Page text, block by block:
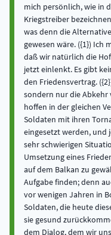
mich persönlich, wie in
Kriegstreiber
was denn die
gewesen wäre. ({1})
daß wir natürlich die
jetzt einlenkt. Es gibt
den Friedensvertrag.
sondern nur die Abkehr
hoffen in der gleichen
Soldaten mit ihren
eingesetzt werden, und
sehr schwierigen
Umsetzung eines
auf dem Balkan zu
Aufgabe finden; denn
vor wenigen Jahren in
Soldaten, die heute
sie gesund
dem Dialog, dem wir